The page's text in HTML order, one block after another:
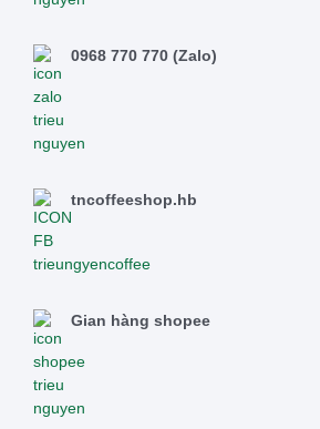
0968 770 770 (Zalo)
tncoffeeshop.hb
Gian hàng shopee